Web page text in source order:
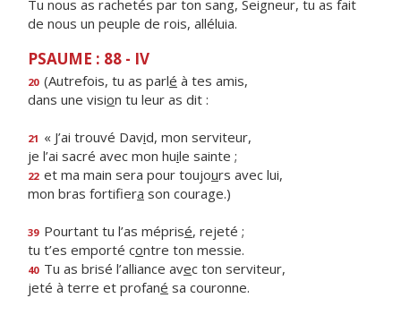
Tu nous as rachetés par ton sang, Seigneur, tu as fait
de nous un peuple de rois, alléluia.
PSAUME : 88 - IV
20 (Autrefois, tu as parlé à tes amis,
dans une vision tu leur as dit :
21 « J’ai trouvé David, mon serviteur,
je l’ai sacré avec mon huile sainte ;
22 et ma main sera pour toujours avec lui,
mon bras fortifiera son courage.)
39 Pourtant tu l’as méprisé, rejeté ;
tu t’es emporté contre ton messie.
40 Tu as brisé l’alliance avec ton serviteur,
jeté à terre et profané sa couronne.